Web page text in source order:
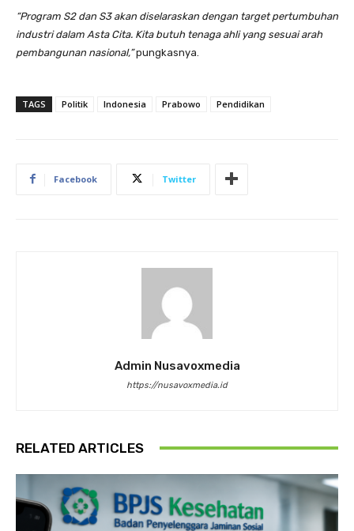
“Program S2 dan S3 akan diselaraskan dengan target pertumbuhan
industri dalam Asta Cita. Kita butuh tenaga ahli yang sesuai arah
pembangunan nasional,”pungkasnya.
TAGS Politik Indonesia Prabowo Pendidikan
Facebook Twitter
Admin Nusavoxmedia
https://nusavoxmedia.id
RELATED ARTICLES